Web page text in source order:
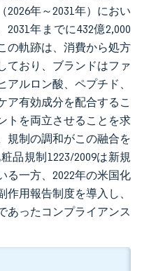
年～2031年）におい
年までに432億2,000
の軌跡は、消費から処方
ており、ブランドはファ
ルロン酸、ペプチド、
ア有効成分を配合するこ
トを両立させることを求
規制の調和がこの融合を
品規制1223/2009は新規
る一方、2022年の米国化
用報告制度を導入し、
あったコンプライアンス